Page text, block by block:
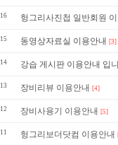
16 헝그리사진첩 일반회원
15 동영상자료실 이용안내 [3]
14 강습 게시판 이용안내 입
13 장비리뷰 이용안내 [4]
12 장비사용기 이용안내 [5]
11 헝그리보더닷컴 이용안내